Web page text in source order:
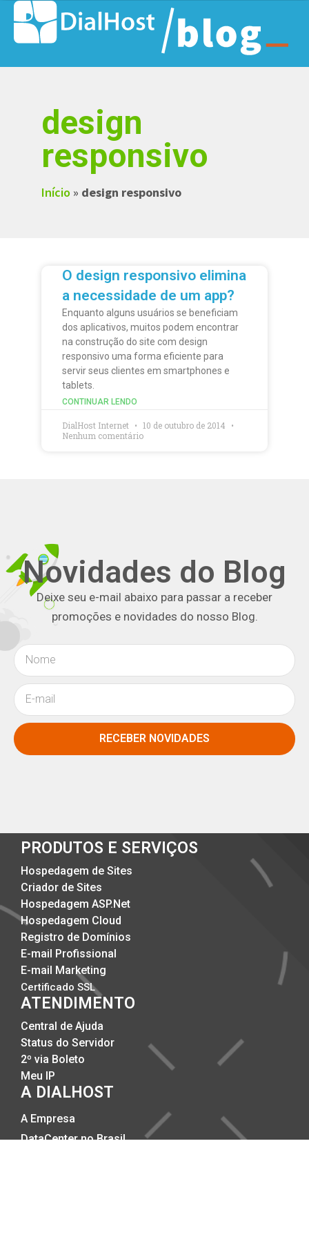
design
responsivo
Início » design responsivo
O design responsivo elimina
a necessidade de um app?
Enquanto alguns usuários se beneficiam
dos aplicativos, muitos podem encontrar
na construção do site com design
responsivo uma forma eficiente para
servir seus clientes em smartphones e
tablets.
CONTINUAR LENDO
DialHost Internet
10 de outubro de 2014
Nenhum comentário
Novidades do Blog
Deixe seu e-mail abaixo para passar a receber
promoções e novidades do nosso Blog.
RECEBER NOVIDADES
PRODUTOS E SERVIÇOS
Hospedagem de Sites
Criador de Sites
Hospedagem ASP.Net
Hospedagem Cloud
Registro de Domínios
E-mail Profissional
E-mail Marketing
Certificado SSL
ATENDIMENTO
Central de Ajuda
Status do Servidor
2º via Boleto
Meu IP
A DIALHOST
A Empresa
DataCenter no Brasil